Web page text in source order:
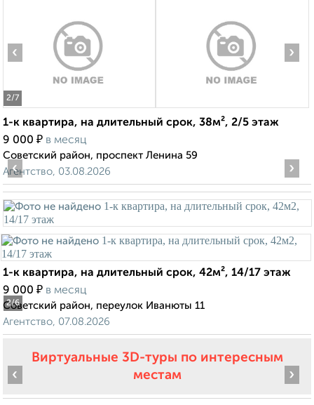
2/7
‹ ›
1-к квартира, на длительный срок, 38м², 2/5 этаж
9 000 ₽ в месяц
Советский район, проспект Ленина 59
Агентство, 03.08.2026
2/6
‹ ›
1-к квартира, на длительный срок, 42м², 14/17 этаж
9 000 ₽ в месяц
Советский район, переулок Иванюты 11
Агентство, 07.08.2026
Виртуальные 3D-туры по интересным
местам
‹ ›